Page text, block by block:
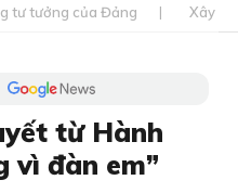
tư tưởng của Đảng Xây
từ Hành
vì đàn em”